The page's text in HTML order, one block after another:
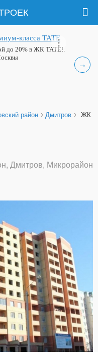
→
класса ТАТЕ
до 20% в ЖК ТАТЕ!.
район › Дмитров › ЖК
Дмитров, Микрорайон